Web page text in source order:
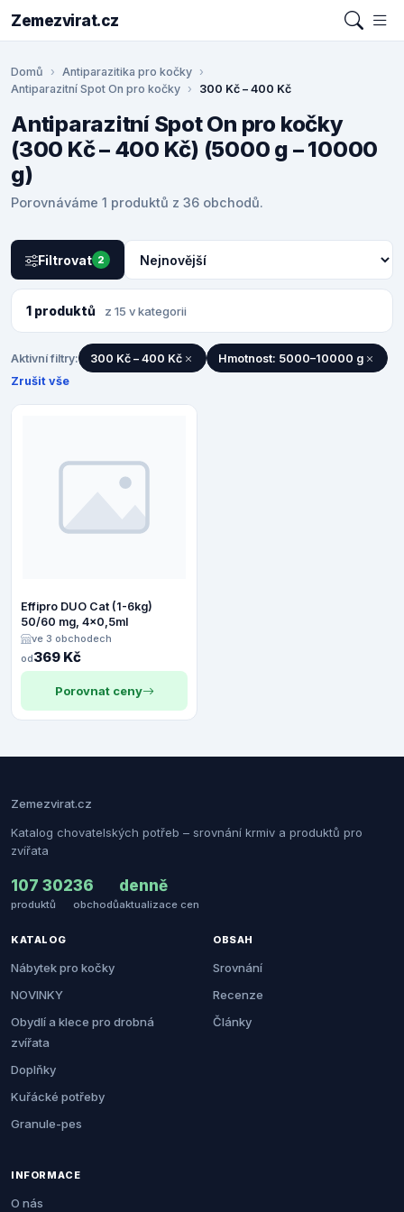
Zemezvirat.cz
Domů
Antiparazitika pro kočky
Antiparazitní Spot On pro kočky
300 Kč – 400 Kč
Antiparazitní Spot On pro kočky
(300 Kč – 400 Kč) (5000 g – 10000
g)
Porovnáváme 1 produktů z 36 obchodů.
Filtrovat 2
1 produktů z 15 v kategorii
Aktivní filtry: 300 Kč – 400 Kč
Hmotnost: 5000–10000 g
Zrušit vše
Effipro DUO Cat (1-6kg)
50/60 mg, 4x0,5ml
ve 3 obchodech
od369 Kč
Porovnat ceny
Zemezvirat.cz
Katalog chovatelských potřeb – srovnání krmiv a produktů pro
zvířata
107 302
produktů
36
obchodů
denně
aktualizace cen
KATALOG
Nábytek pro kočky
NOVINKY
Obydlí a klece pro drobná
zvířata
Doplňky
Kuřácké potřeby
Granule-pes
OBSAH
Srovnání
Recenze
Články
INFORMACE
O nás